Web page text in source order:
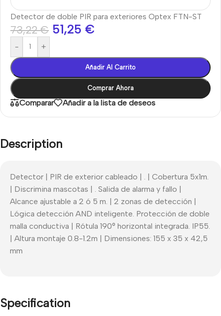
Detector de doble PIR para exteriores Optex FTN-ST
73,22€ 51,25 €
- +
Añadir Al Carrito
Comprar Ahora
Comparar Añadir a la lista de deseos
Description
Detector | PIR de exterior cableado | . | Cobertura 5x1m.
| Discrimina mascotas | . Salida de alarma y fallo |
Alcance ajustable a 2 ó 5 m. | 2 zonas de detección |
Lógica detección AND inteligente. Protección de doble
malla conductiva | Rótula 190° horizontal integrada. IP55.
| Altura montaje 0.8-1.2m | Dimensiones: 155 x 35 x 42,5
mm
Specification